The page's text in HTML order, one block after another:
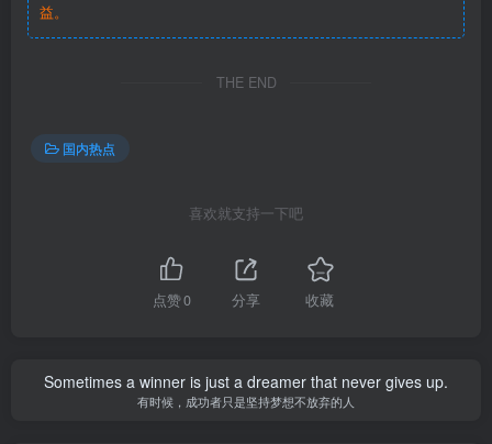
益。
THE END
国内热点
喜欢就支持一下吧
点赞0 分享 收藏
Sometimes a winner is just a dreamer that never gives up.
有时候，成功者只是坚持梦想不放弃的人